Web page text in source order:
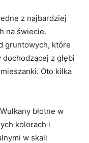
z najbardziej
na świecie.
gruntowych, które
z głębi
Oto kilka
Wulkany błotne w
kolorach i
w skali